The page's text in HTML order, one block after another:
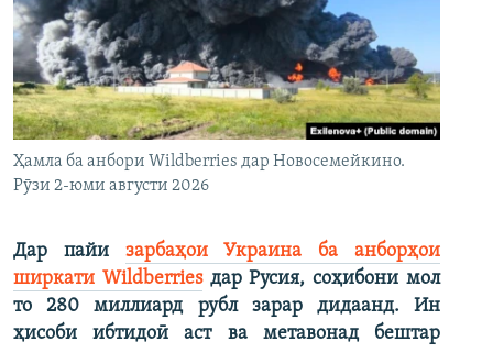
Ҳамла ба анбори Wildberries дар Новосемейкино.
Рӯзи 2-юми августи 2026
Дар пайи зарбаҳои Украина ба анборҳои
ширкати Wildberriesдар Русия, соҳибони мол
то 280 миллиард рубл зарар дидаанд. Ин
ҳисоби ибтидоӣ аст ва метавонад бештар